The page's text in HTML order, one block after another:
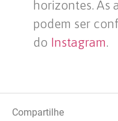
horizontes. As
podem ser
do Instagram
Compartilhe